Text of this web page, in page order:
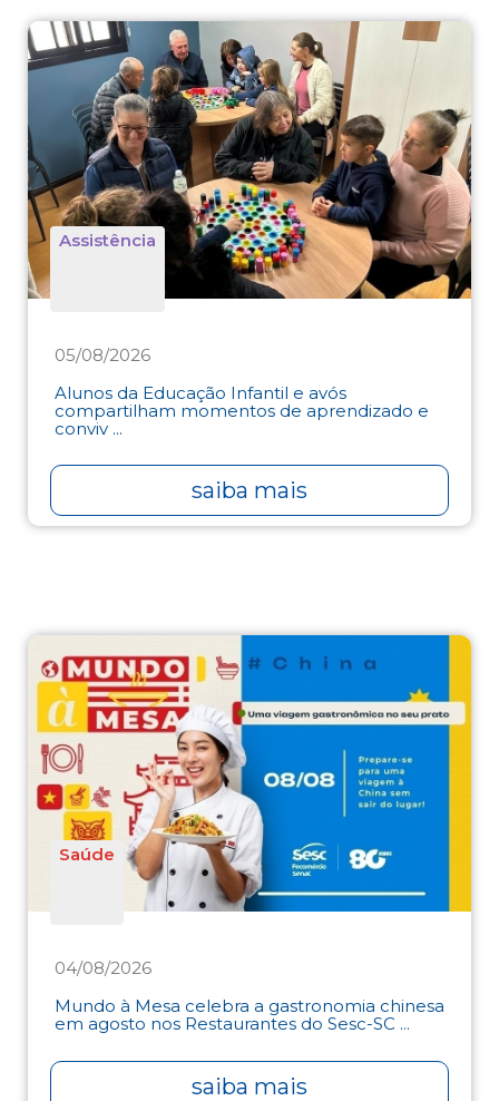
Assistência
05/08/2026
Alunos da Educação Infantil e avós
compartilham momentos de aprendizado e
conviv ...
saiba mais
Saúde
04/08/2026
Mundo à Mesa celebra a gastronomia chinesa
em agosto nos Restaurantes do Sesc-SC ...
saiba mais